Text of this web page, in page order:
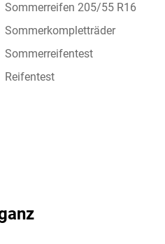
Sommerreifen 205/55 R16
Sommerkompletträder
Sommerreifentest
Reifentest